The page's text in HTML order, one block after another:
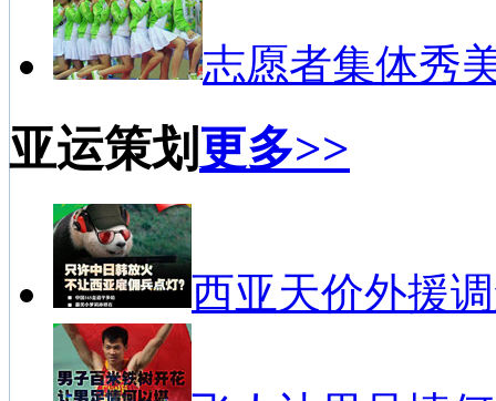
志愿者集体秀
亚运策划 更多>>
西亚天价外援